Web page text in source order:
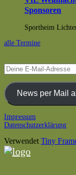
Sponsoren
Sportheim
alle Termine
Deine
E-
Mail-
AdresseNews per Mail
Footer
Inhalt
Impressum
Datenschutzerklärung
Verwendet Tiny